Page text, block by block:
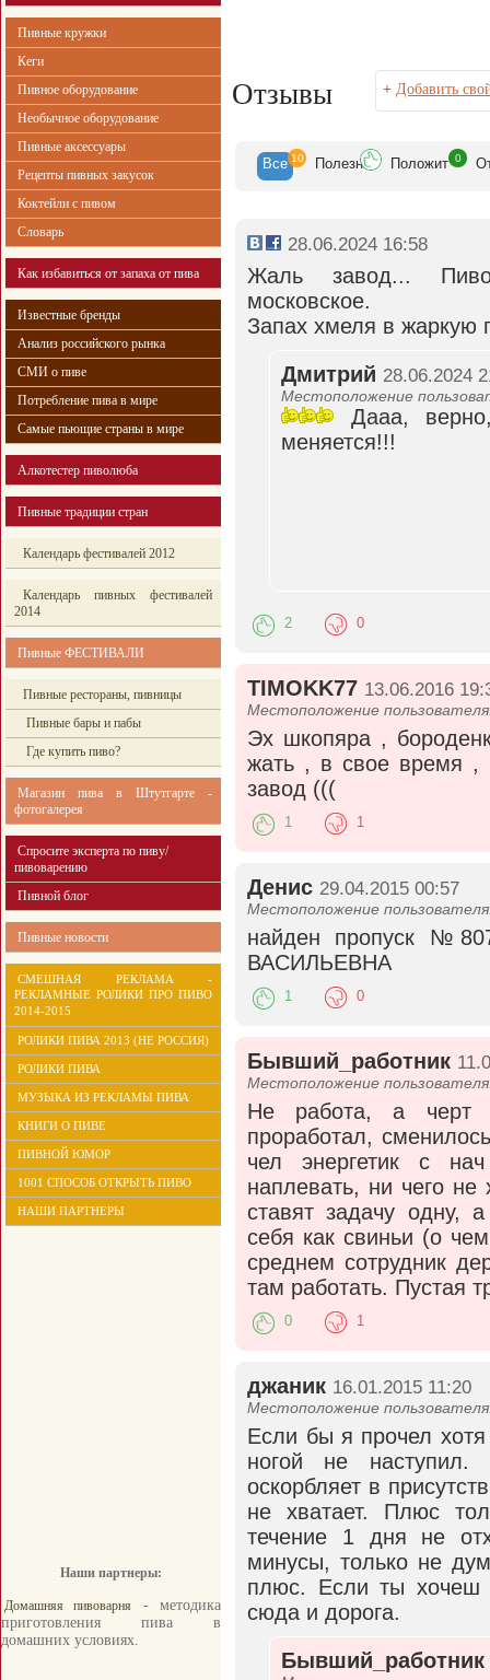
Пивные кружки
Кеги
Пивное оборудование
Необычное оборудование
Пивные аксессуары
Рецепты пивных закусок
Коктейли с пивом
Словарь
Как избавиться от запаха от пива
Известные бренды
Анализ российского рынка
СМИ о пиве
Потребление пива в мире
Самые пьющие страны в мире
Алкотестер пиволюба
Пивные традиции стран
Календарь фестивалей 2012
Календарь пивных фестивалей
2014
Пивные ФЕСТИВАЛИ
Пивные рестораны, пивницы
Пивные бары и пабы
Где купить пиво?
Магазин пива в Штутгарте -
фотогалерея
Спросите эксперта по пиву/
пивоварению
Пивной блог
Пивные новости
СМЕШНАЯ РЕКЛАМА -
РЕКЛАМНЫЕ РОЛИКИ ПРО ПИВО
2014-2015
РОЛИКИ ПИВА 2013 (НЕ РОССИЯ)
РОЛИКИ ПИВА
МУЗЫКА ИЗ РЕКЛАМЫ ПИВА
КНИГИ О ПИВЕ
ПИВНОЙ ЮМОР
1001 СПОСОБ ОТКРЫТЬ ПИВО
НАШИ ПАРТНЕРЫ
Наши партнеры:
Домашняя пивоварня
- методика
приготовления пива в
домашних условиях.
Отзывы + Добавить
Все 10 Полезн Положит 0
28.06.2024 16:58
Жаль завод...
московское.
Запах хмеля в жаркую
Дмитрий 28.06.2024
Местоположение
Дааа,
меняется!!!
2 0
TIMOKK77 13.06.2016
Местоположение
Эх шкопяра ,
жать , в свое время ,
завод (((
1 1
Денис 29.04.2015 00:57
Местоположение
найден пропуск
ВАСИЛЬЕВНА
1 0
Бывший_работник
Местоположение
Не работа, а черт
проработал,
чел энергетик с
наплевать, ни чего не
ставят задачу одну,
себя как свиньи (о
среднем сотрудник
там работать. Пустая
0 1
джаник 16.01.2015 11:20
Местоположение
Если бы я прочел
ногой не
оскорбляет в
не хватает. Плюс
течение 1 дня не
минусы, только не
плюс. Если ты хочеш
сюда и дорога.
Бывший_работник